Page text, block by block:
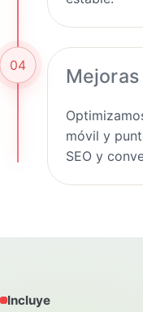
04
móvil y
SEO y
Incluye